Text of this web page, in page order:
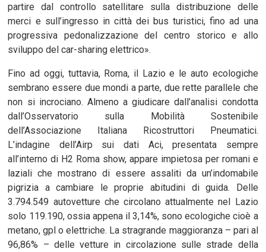
partire dal controllo satellitare sulla distribuzione delle
merci e sull’ingresso in città dei bus turistici, fino ad una
progressiva pedonalizzazione del centro storico e allo
sviluppo del car-sharing elettrico».
Fino ad oggi, tuttavia, Roma, il Lazio e le auto ecologiche
sembrano essere due mondi a parte, due rette parallele che
non si incrociano. Almeno a giudicare dall’analisi condotta
dall’Osservatorio sulla Mobilità Sostenibile
dell’Associazione Italiana Ricostruttori Pneumatici.
L’indagine dell’Airp sui dati Aci, presentata sempre
all’interno di H2 Roma show, appare impietosa per romani e
laziali che mostrano di essere assaliti da un’indomabile
pigrizia a cambiare le proprie abitudini di guida. Delle
3.794.549 autovetture che circolano attualmente nel Lazio
solo 119.190, ossia appena il 3,14%, sono ecologiche cioè a
metano, gpl o elettriche. La stragrande maggioranza – pari al
96,86% – delle vetture in circolazione sulle strade della